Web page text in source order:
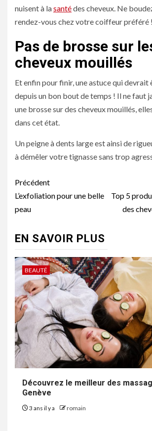
nuisent à lasantédes cheveux. Ne
rendez-vous chez votre coiffeur préféré !
Pas de brosse sur
cheveux mouillés
Et enfin pour finir, une astuce qui devrait
depuis un bon bout de temps ! Il ne faut
une brosse sur des cheveux mouillés,
dans cet état.
Un peigne à dents large est ainsi de
à démêler votre tignasse sans trop
Navigation
d’article
Précédent
L’exfoliation pour une belle
peau
Top 5
des
EN SAVOIR PLUS
BEAUTÉ
Découvrez le meilleur des
Genève
3 ans il y a romain